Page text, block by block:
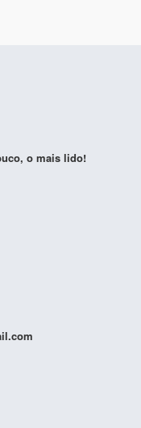
o mais lido!